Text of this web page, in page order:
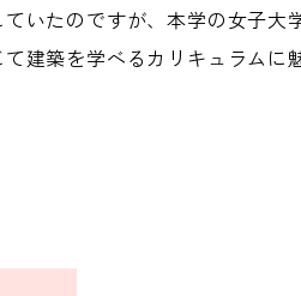
いたのですが、本学の女子
建築を学べるカリキュラムに